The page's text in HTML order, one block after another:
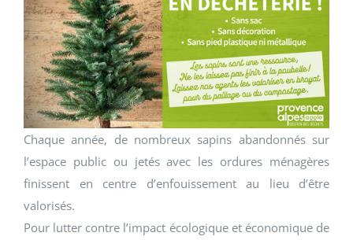
Chaque année, de nombreux sapins abandonnés sur
l’espace public ou jetés avec les ordures ménagères
finissent en centre d’enfouissement au lieu d’être
valorisés.
Pour lutter contre l’impact écologique et économique de